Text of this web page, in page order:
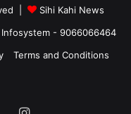
|
Sihi Kahi News
Infosystem - 9066066464
Terms and Conditions